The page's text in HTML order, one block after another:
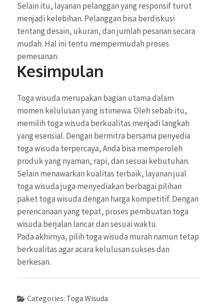
Selain itu, layanan pelanggan yang responsif turut
menjadi kelebihan. Pelanggan bisa berdiskusi
tentang desain, ukuran, dan jumlah pesanan secara
mudah. Hal ini tentu mempermudah proses
pemesanan.
Kesimpulan
Toga wisuda merupakan bagian utama dalam
momen kelulusan yang istimewa. Oleh sebab itu,
memilih toga wisuda berkualitas menjadi langkah
yang esensial. Dengan bermitra bersama penyedia
toga wisuda terpercaya, Anda bisa memperoleh
produk yang nyaman, rapi, dan sesuai kebutuhan.
Selain menawarkan kualitas terbaik, layanan jual
toga wisuda juga menyediakan berbagai pilihan
paket toga wisuda dengan harga kompetitif. Dengan
perencanaan yang tepat, proses pembuatan toga
wisuda berjalan lancar dan sesuai waktu.
Pada akhirnya, pilih toga wisuda murah namun tetap
berkualitas agar acara kelulusan sukses dan
berkesan.
Categories: Toga Wisuda